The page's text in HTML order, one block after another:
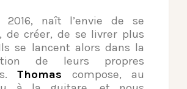
2016, naît l’envie de se
de créer, de se livrer plus
se lancent alors dans la
de leurs propres
Thomas compose, au